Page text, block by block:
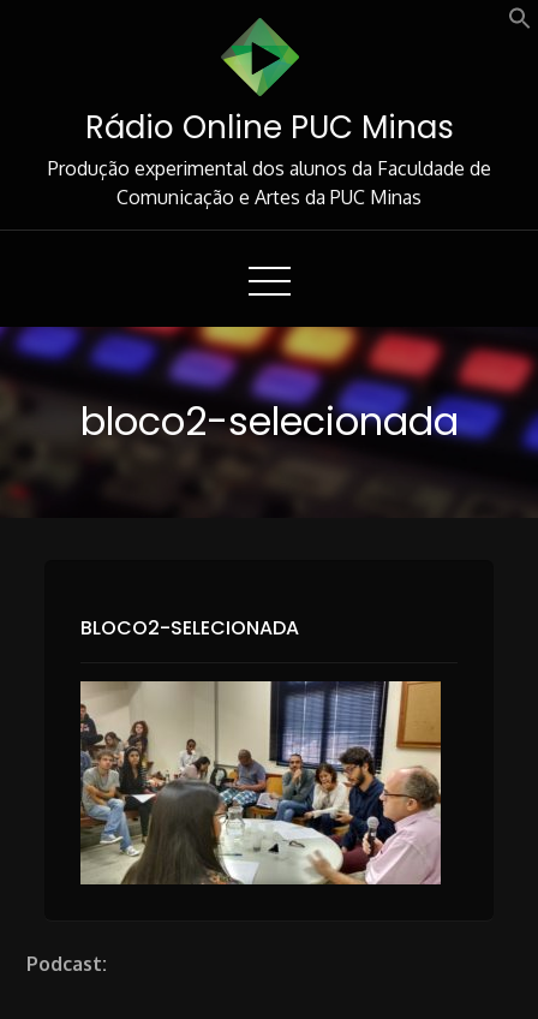
Rádio Online PUC Minas
Produção experimental dos alunos da Faculdade de
Comunicação e Artes da PUC Minas
bloco2-selecionada
BLOCO2-SELECIONADA
Podcast: